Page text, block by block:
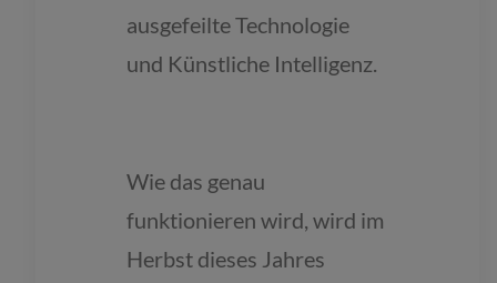
ausgefeilte Technologie
und Künstliche Intelligenz.
Wie das genau
funktionieren wird, wird im
Herbst dieses Jahres